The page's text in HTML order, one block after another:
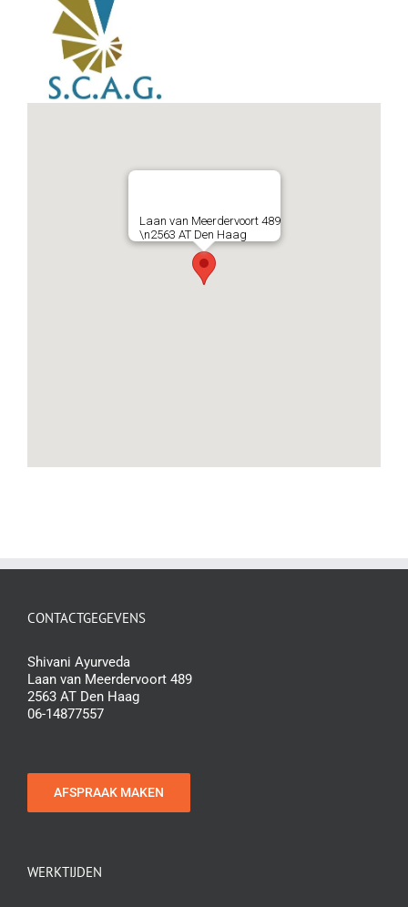
Laan van Meerdervoort 489
\n2563 AT Den Haag
CONTACTGEGEVENS
Shivani Ayurveda
Laan van Meerdervoort 489
2563 AT Den Haag
06-14877557
AFSPRAAK MAKEN
WERKTIJDEN